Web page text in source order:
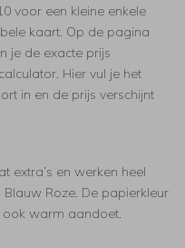
voor een kleine enkele
kaart. Op de pagina
je de exacte prijs
Hier vul je het
in en de prijs verschijnt
extra’s en werken heel
Roze. De papierkleur
warm aandoet.